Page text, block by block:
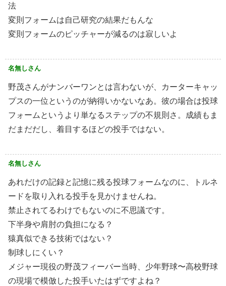
法
変則フォームは自己研究の結果だもんな
変則フォームのピッチャーが減るのは寂しいよ
名無しさん
野茂さんがナンバーワンとは言わないが、カーターキャッ
プスの一位というのが納得いかないなあ。彼の場合は投球
フォームというより単なるステップの不規則さ。成績もま
だまだだし、着目するほどの投手ではない。
名無しさん
あれだけの記録と記憶に残る投球フォームなのに、トルネ
ードを取り入れる投手を見かけませんね。
禁止されてるわけでもないのに不思議です。
下半身や肩肘の負担になる？
猿真似できる技術ではない？
制球しにくい？
メジャー現役の野茂フィーバー当時、少年野球〜高校野球
の現場で模倣した投手いたはずですよね？